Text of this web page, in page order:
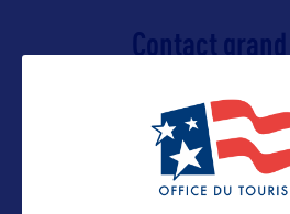
Contact
Suivre